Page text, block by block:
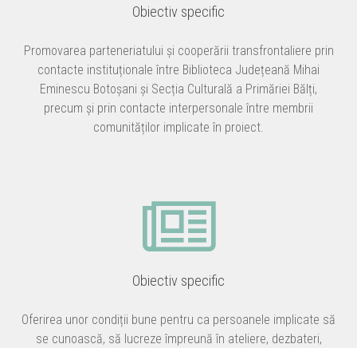
Obiectiv specific
Promovarea parteneriatului și cooperării transfrontaliere prin
contacte instituționale între Biblioteca Județeană Mihai
Eminescu Botoșani și Secția Culturală a Primăriei Bălți,
precum și prin contacte interpersonale între membrii
comunităților implicate în proiect.
Obiectiv specific
Oferirea unor condiții bune pentru ca persoanele implicate să
se cunoască, să lucreze împreună în ateliere, dezbateri,